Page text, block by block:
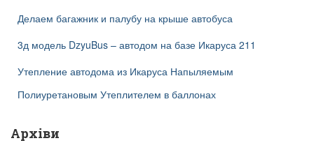
Делаем багажник и палубу на крыше автобуса
3д модель DzyuBus – автодом на базе Икаруса 211
Утепление автодома из Икаруса Напыляемым
Полиуретановым Утеплителем в баллонах
Архіви